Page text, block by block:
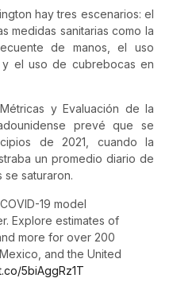
hay tres escenarios: el
medidas sanitarias como la
de manos, el uso
el uso de cubrebocas en
y Evaluación de la
prevé que se
de 2021, cuando la
un promedio diario de
se saturaron.
19 model
Explore estimates of
more for over 200
and the United
5biAggRz1T